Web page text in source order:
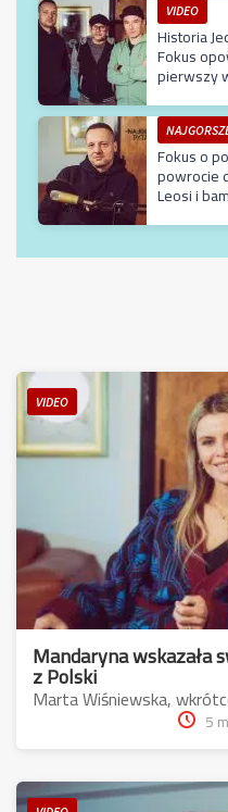
VIDEO
Historia
Fokus
pierwszy
Fokus o
powrocie
Leosi i
VIDEO
Mandaryna wskazała
z Polski
Marta Wiśniewska,
5